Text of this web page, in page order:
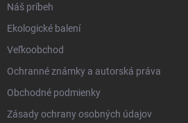
Moja objednávka
Reklamácia a vrátenie tovaru
Vernostný program
Veľkoobchod
Ekologické balenie objednávok
Obchodné podmienky
Náš príbeh
Ekologické balení
Veľkoobchod
Ochranné známky a autorská práva
Obchodné podmienky
Zásady ochrany osobných údajov